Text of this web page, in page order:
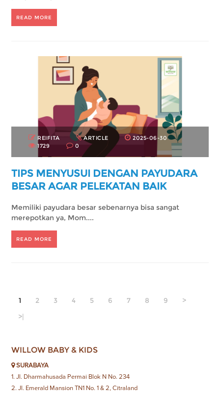
READ MORE
REIFITA ARTICLE
2025-06-30
1729
0
TIPS MENYUSUI DENGAN PAYUDARA
BESAR AGAR PELEKATAN BAIK
Memiliki payudara besar sebenarnya bisa sangat
merepotkan ya, Mom....
READ MORE
1 2 3 4 5 6 7 8 9
>
>|
WILLOW BABY & KIDS
SURABAYA
1. Jl. Dharmahusada Permai Blok N No. 234
2. Jl. Emerald Mansion TN1 No. 1 & 2, Citraland